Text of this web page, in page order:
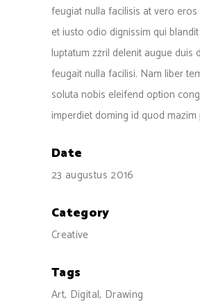
feugiat nulla facilisis at vero
et iusto odio dignissim qui
luptatum zzril delenit augue duis
feugait nulla facilisi. Nam liber
soluta nobis eleifend option
imperdiet doming id quod mazim
Date
23 augustus 2016
Category
Creative
Tags
Art, Digital, Drawing